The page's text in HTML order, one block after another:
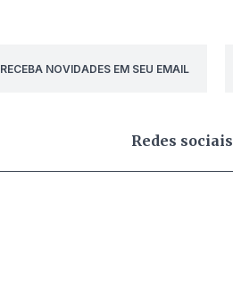
RECEBA NOVIDADES EM SEU EMAIL
Redes sociais